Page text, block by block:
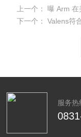
上一个：
曝 Arm 在
下一个：
Valens符
服务热